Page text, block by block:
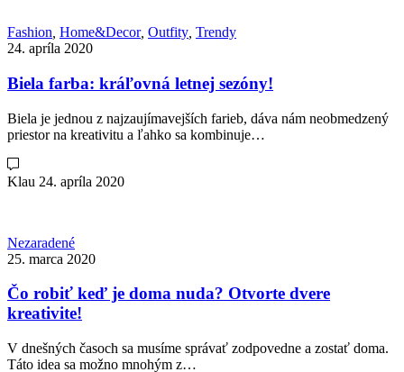
Fashion Home&Decor, Outfity Trendy
24. apríla 2020
Biela farba: kráľovná letnej sezóny!
Biela je jednou z najzaujímavejších farieb, dáva nám neobmedzený
priestor na kreativitu a ľahko sa kombinuje…
Klau 24. apríla 2020
Nezaradené
25. marca 2020
Čo robiť keď je doma nuda? Otvorte dvere
kreativite!
V dnešných časoch sa musíme správať zodpovedne a zostať doma.
Táto idea sa možno mnohým z…